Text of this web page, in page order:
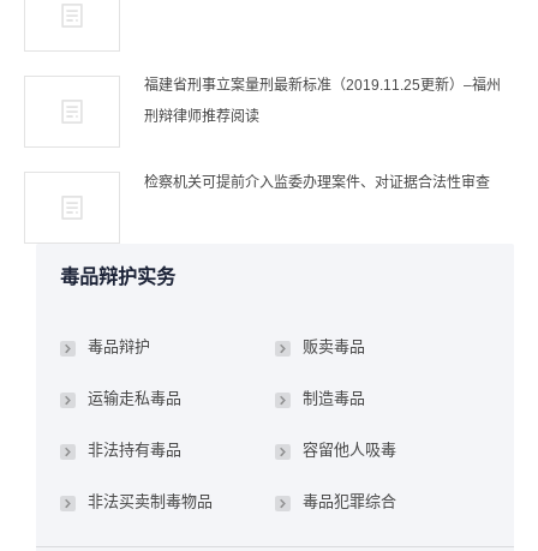
福建省刑事立案量刑最新标准（2019.11.25更新）–福州
刑辩律师推荐阅读
检察机关可提前介入监委办理案件、对证据合法性审查
毒品辩护实务
毒品辩护 贩卖毒品
运输走私毒品 制造毒品
非法持有毒品 容留他人吸毒
非法买卖制毒物品 毒品犯罪综合